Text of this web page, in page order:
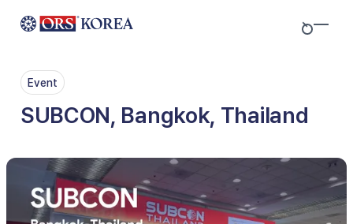
Event
SUBCON, Bangkok, Thailand